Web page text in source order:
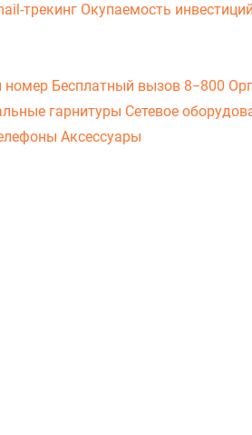
трекинг Окупаемость инвестиций
номер Бесплатный вызов 8−800
гарнитуры Сетевое
Аксессуары